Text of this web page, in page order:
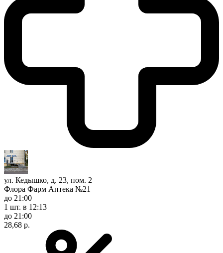
ул. Кедышко, д. 23, пом. 2
Флора Фарм Аптека №21
до 21:00
1 шт. в 12:13
до 21:00
28,68 р.